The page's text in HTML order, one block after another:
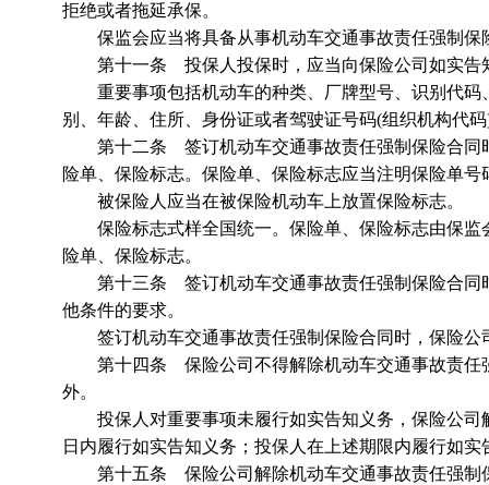
拒绝或者拖延承保。
保监会应当将具备从事机动车交通事故责任强制保
第十一条 投保人投保时，应当向保险公司如实告
重要事项包括机动车的种类、厂牌型号、识别代码
别、年龄、住所、身份证或者驾驶证号码(组织机构代
第十二条 签订机动车交通事故责任强制保险合同
险单、保险标志。保险单、保险标志应当注明保险单
被保险人应当在被保险机动车上放置保险标志。
保险标志式样全国统一。保险单、保险标志由保监
险单、保险标志。
第十三条 签订机动车交通事故责任强制保险合同
他条件的要求。
签订机动车交通事故责任强制保险合同时，保险公
第十四条 保险公司不得解除机动车交通事故责任
外。
投保人对重要事项未履行如实告知义务，保险公司
日内履行如实告知义务；投保人在上述期限内履行如
第十五条 保险公司解除机动车交通事故责任强制